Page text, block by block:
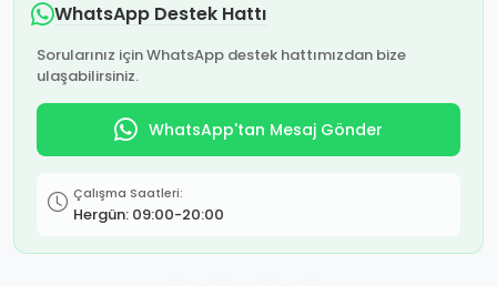
WhatsApp Destek Hattı
Sorularınız için WhatsApp destek hattımızdan bize
ulaşabilirsiniz.
WhatsApp'tan Mesaj Gönder
Çalışma Saatleri:
Hergün: 09:00-20:00